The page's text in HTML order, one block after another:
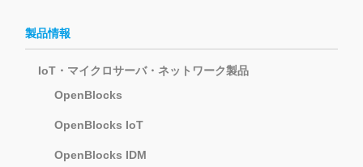
製品情報
IoT・マイクロサーバ・ネットワーク製品
OpenBlocks
OpenBlocks IoT
OpenBlocks IDM